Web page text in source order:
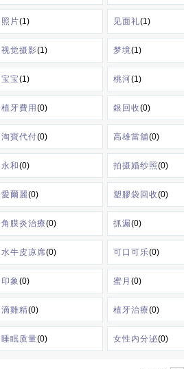
照片(1) 见面礼(1)
视觉摄影(1) 梦境(1)
宝宝(1) 桃河(1)
植牙費用 (0) 銀回收(0)
淘寶代付(0) 高雄當舖(0)
永和(0) 拍摄婚纱照(0)
愛爾麗(0) 塑膠袋回收(0)
角膜炎治療(0) 抓漏(0)
水牛皮凉席(0) 可口可乐(0)
印象(0) 蜜月 (0)
滴雞精(0) 植牙治療(0)
睡眠质量(0) 女性内分泌(0)